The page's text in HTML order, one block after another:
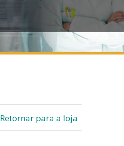
Retornar para a loja